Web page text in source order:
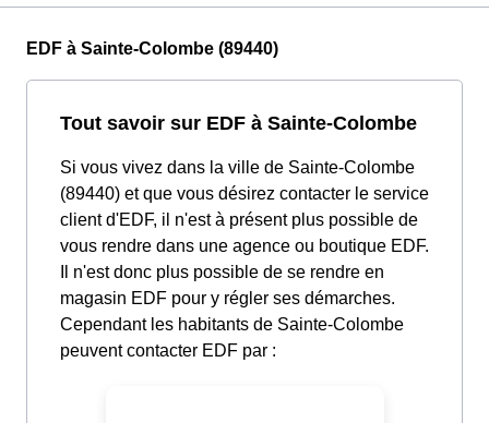
EDF à Sainte-Colombe (89440)
Tout savoir sur EDF à Sainte-Colombe
Si vous vivez dans la ville de Sainte-Colombe
(89440) et que vous désirez contacter le service
client d'EDF, il n'est à présent plus possible de
vous rendre dans une agence ou boutique EDF.
Il n'est donc plus possible de se rendre en
magasin EDF pour y régler ses démarches.
Cependant les habitants de Sainte-Colombe
peuvent contacter EDF par :